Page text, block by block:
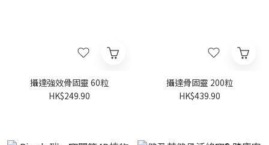
攝達強效骨固靈 60粒
HK$249.90
攝達骨固靈 200粒
HK$439.90